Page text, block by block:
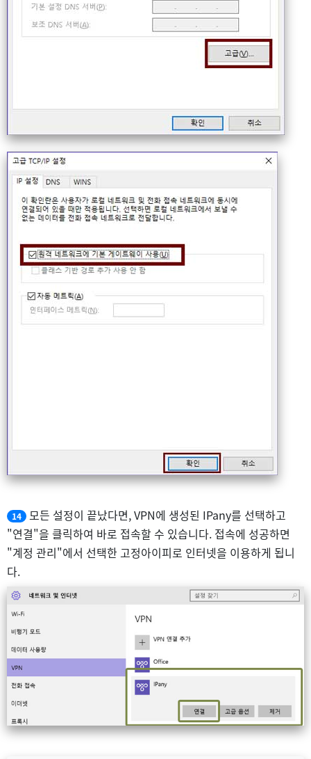
14
모든 설정이 끝났다면, VPN에 생성된 IPany를 선택하고
"연결"을 클릭하여 바로 접속할 수 있습니다. 접속에 성공하면
"계정 관리"에서 선택한 고정아이피로 인터넷을 이용하게 됩니
다.